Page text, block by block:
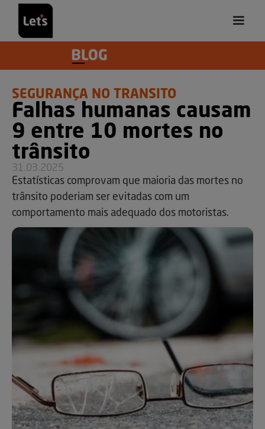
SEGURANÇA NO TRÂNSITO
Falhas humanas causam
9 entre 10 mortes no
trânsito
31.03.2025
Estatísticas comprovam que maioria das mortes no
trânsito poderiam ser evitadas com um
comportamento mais adequado dos motoristas.